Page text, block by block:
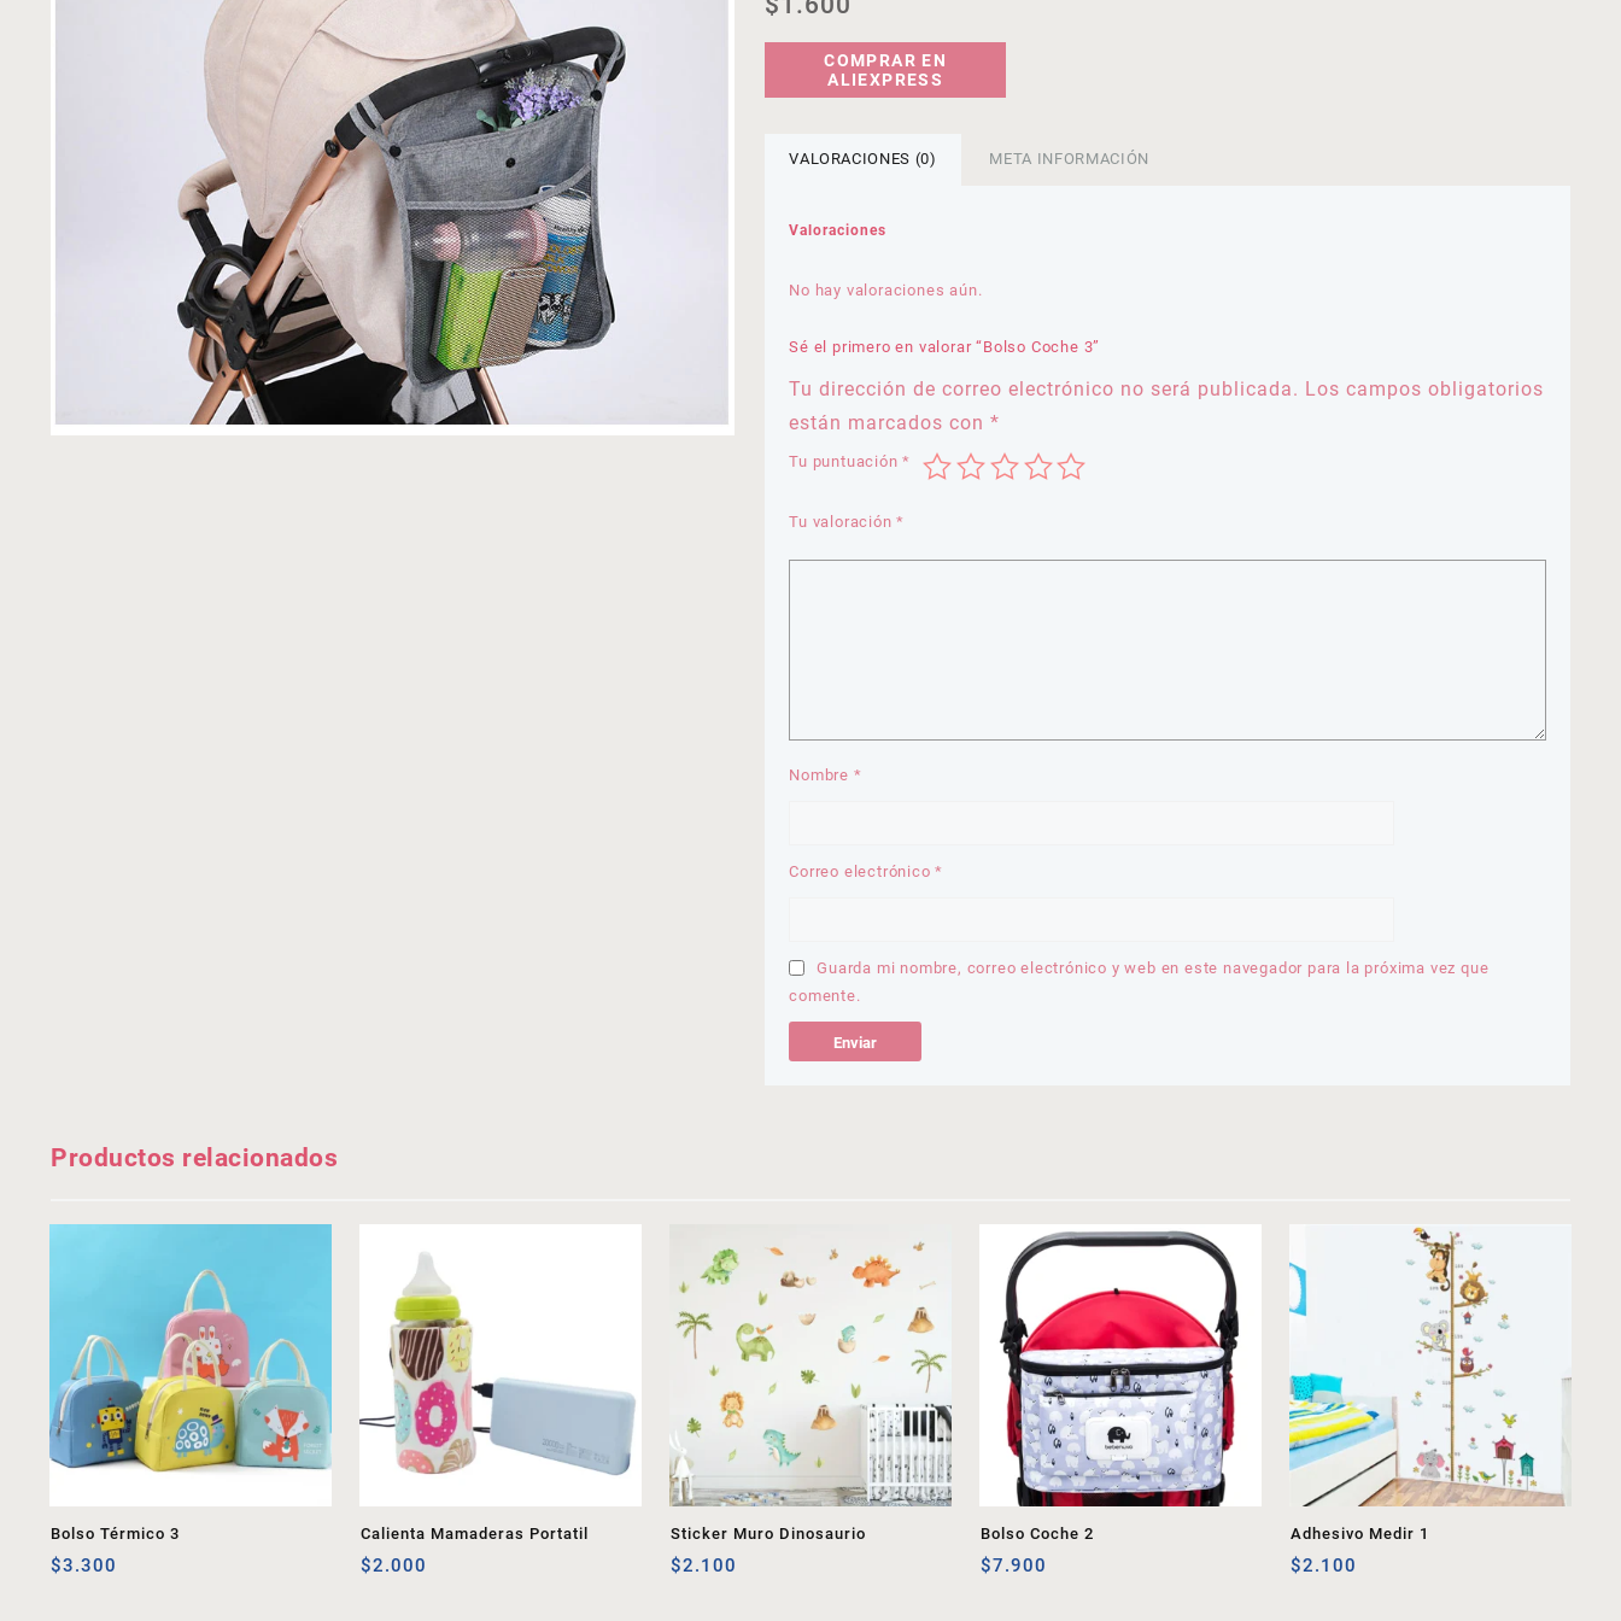
COMPRAR EN
ALIEXPRESS
VALORACIONES (0) META INFORMACIÓN
Valoraciones
No hay valoraciones aún.
Sé el primero en valorar “Bolso Coche 3”
Tu dirección de correo electrónico no será publicada. Los campos obligatorios
están marcados con*
Tu puntuación*
Tu valoración*
Nombre *
Correo electrónico*
Guarda mi nombre, correo electrónico y web en este navegador para la próxima vez que
comente.
Productos relacionados
Bolso Térmico 3
$3.300
Calienta Mamaderas Portatil
$2.000
Sticker Muro Dinosaurio
$2.100
Bolso Coche 2
$7.900
Adhesivo Medir 1
$2.100